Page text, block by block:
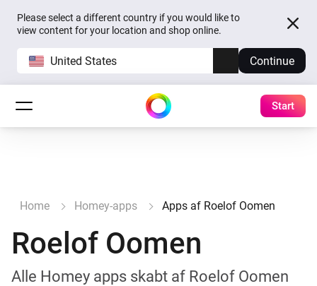
Please select a different country if you would like to
view content for your location and shop online.
United States Continue
Start
Home Homey-apps Apps af Roelof Oomen
Roelof Oomen
Alle Homey apps skabt af Roelof Oomen